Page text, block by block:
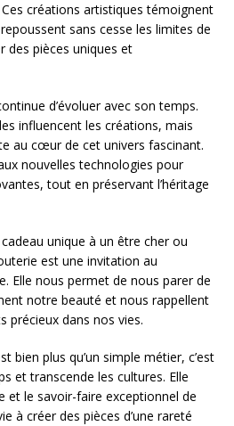
créations artistiques témoignent
sans cesse les limites de
des pièces uniques et
d’évoluer avec son temps.
influencent les créations, mais
au cœur de cet univers fascinant.
nouvelles technologies pour
tout en préservant l’héritage
unique à un être cher ou
est une invitation au
Elle nous permet de nous parer de
notre beauté et nous rappellent
précieux dans nos vies.
bien plus qu’un simple métier, c’est
et transcende les cultures. Elle
et le savoir-faire exceptionnel de
à créer des pièces d’une rareté